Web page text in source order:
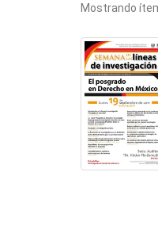
Mostrando